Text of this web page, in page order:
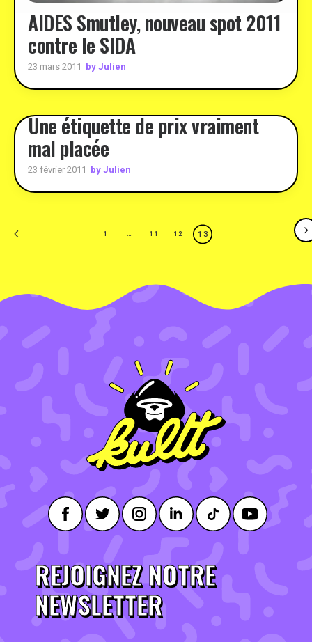
AIDES Smutley, nouveau spot 2011
contre le SIDA
23 mars 2011 by Julien
Une étiquette de prix vraiment
mal placée
23 février 2011 by Julien
1 11 12 13
REJOIGNEZ NOTRE
NEWSLETTER